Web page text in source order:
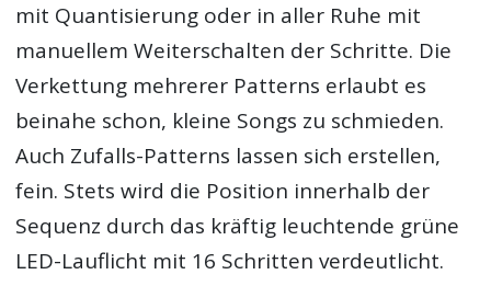
mit Quantisierung oder in aller Ruhe mit
manuellem Weiterschalten der Schritte. Die
Verkettung mehrerer Patterns erlaubt es
beinahe schon, kleine Songs zu schmieden.
Auch Zufalls-Patterns lassen sich erstellen,
fein. Stets wird die Position innerhalb der
Sequenz durch das kräftig leuchtende grüne
LED-Lauflicht mit 16 Schritten verdeutlicht.